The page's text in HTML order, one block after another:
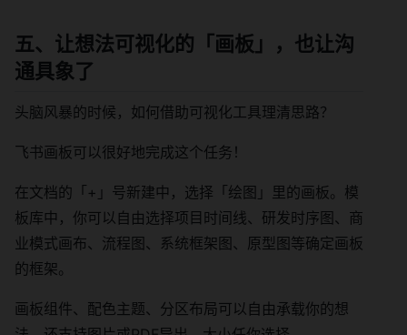
五、让想法可视化的「画板」，也让沟
通具象了
头脑风暴的时候，如何借助可视化工具理清思路？
飞书画板可以很好地完成这个任务！
在文档的「+」号新建中，选择「绘图」里的画板。模
板库中，你可以自由选择项目时间线、研发时序图、商
业模式画布、流程图、系统框架图、原型图等确定画板
的框架。
画板组件、配色主题、分区布局可以自由承载你的想